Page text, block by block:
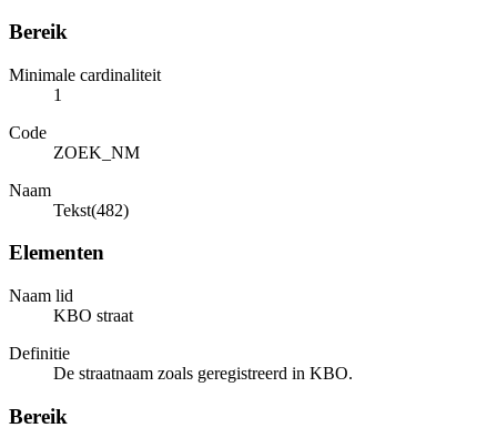
Bereik
Minimale cardinaliteit
1
Code
ZOEK_NM
Naam
Tekst(482)
Elementen
Naam lid
KBO straat
Definitie
De straatnaam zoals geregistreerd in KBO.
Bereik